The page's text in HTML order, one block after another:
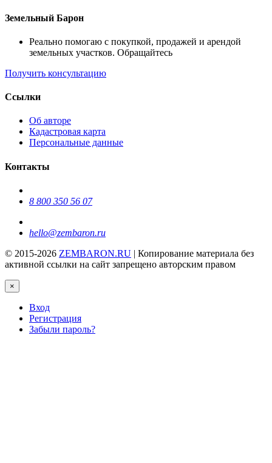
Земельный Барон
Реально помогаю с покупкой, продажей и арендой
земельных участков. Обращайтесь
Получить консультацию
Ссылки
Об авторе
Кадастровая карта
Персональные данные
Контакты
8 800 350 56 07
hello@zembaron.ru
© 2015-2026 ZEMBARON.RU | Копирование материала без
активной ссылки на сайт запрещено авторским правом
×
Вход
Регистрация
Забыли пароль?